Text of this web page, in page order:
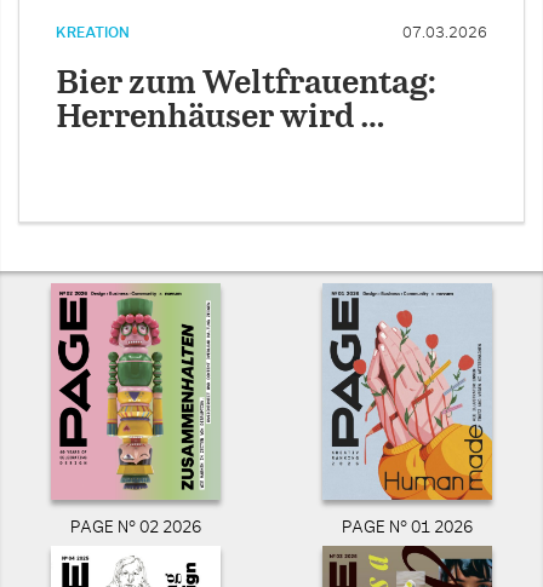
KREATION 07.03.2026
Bier zum Weltfrauentag:
Herrenhäuser wird …
PAGE N° 02 2026 PAGE N° 01 2026